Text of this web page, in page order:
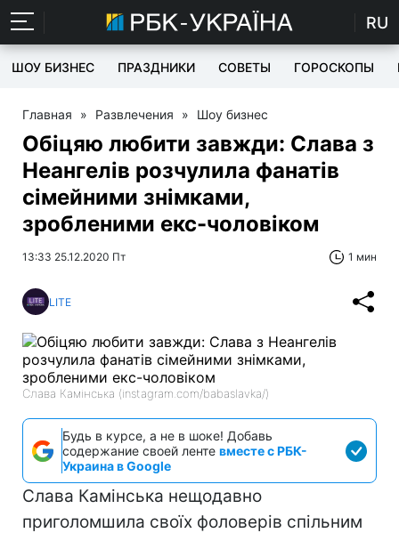
RU
ШОУ БИЗНЕС ПРАЗДНИКИ СОВЕТЫ ГОРОСКОПЫ
Главная » Развлечения » Шоу бизнес
Обіцяю любити завжди: Слава з
Неангелів розчулила фанатів
сімейними знімками,
зробленими екс-чоловіком
13:33 25.12.2020 Пт 1 мин
LITE
Слава Камінська (instagram.com/babaslavka/)
Будь в курсе, а не в шоке! Добавь
содержание своей ленте вместе с РБК-
Украина в Google
Слава Камінська нещодавно
приголомшила своїх фоловерів спільним